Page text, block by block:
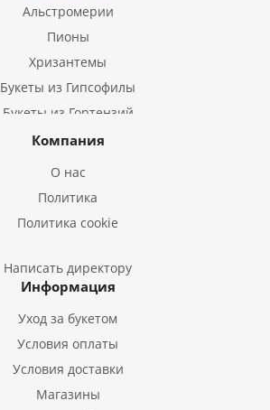
Альстромерии
Пионы
Хризантемы
Букеты из Гипсофилы
Букеты из Гортензий
Букеты из Ирисов
Букеты из Эустом
Букеты из Гладиолусов
Букеты из Тюльпанов
Компания
О нас
Политика
Политика cookie
Написать директору
Информация
Уход за букетом
Условия оплаты
Условия доставки
Магазины